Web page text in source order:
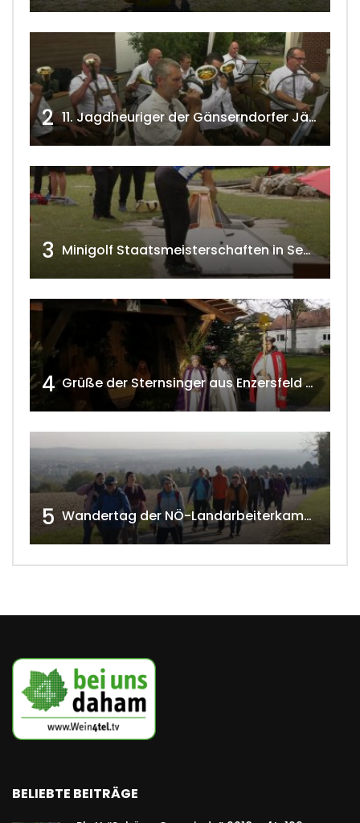
2 11. Jagdheuriger der Gänserndorfer Jäger 2020 w4tv166
3 Minigolf Staatsmeisterschaften in Seefeld-Kadolz w4tv174
4 Grüße der Sternsinger aus Enzersfeld – Klein-Engersdorf 2021 w4tv169
5 Wandertag der NÖ-Landarbeiterkammer in Hollabrunn 2024
BELIEBTE BEITRÄGE